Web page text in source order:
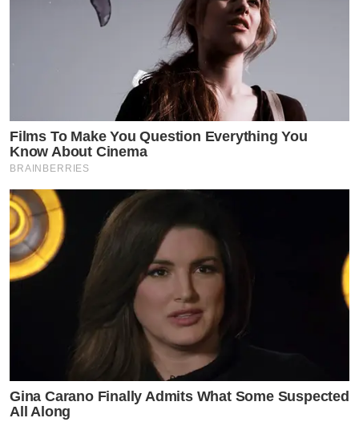
Films To Make You Question Everything You
Know About Cinema
BRAINBERRIES
Gina Carano Finally Admits What Some Suspected
All Along